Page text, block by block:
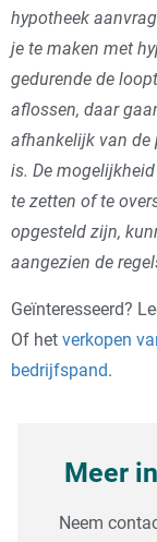
hypotheek
je te maken met
gedurende de
aflossen, daar
afhankelijk van de
is. De
te zetten of te
opgesteld zijn,
aangezien de
Geïnteresseerd?
Of het verkopen
bedrijfspand.
Meer
Neem